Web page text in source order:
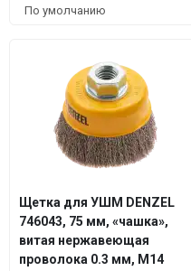
Щетка для УШМ DENZEL
746043, 75 мм, «чашка»,
витая нержавеющая
проволока 0.3 мм, М14